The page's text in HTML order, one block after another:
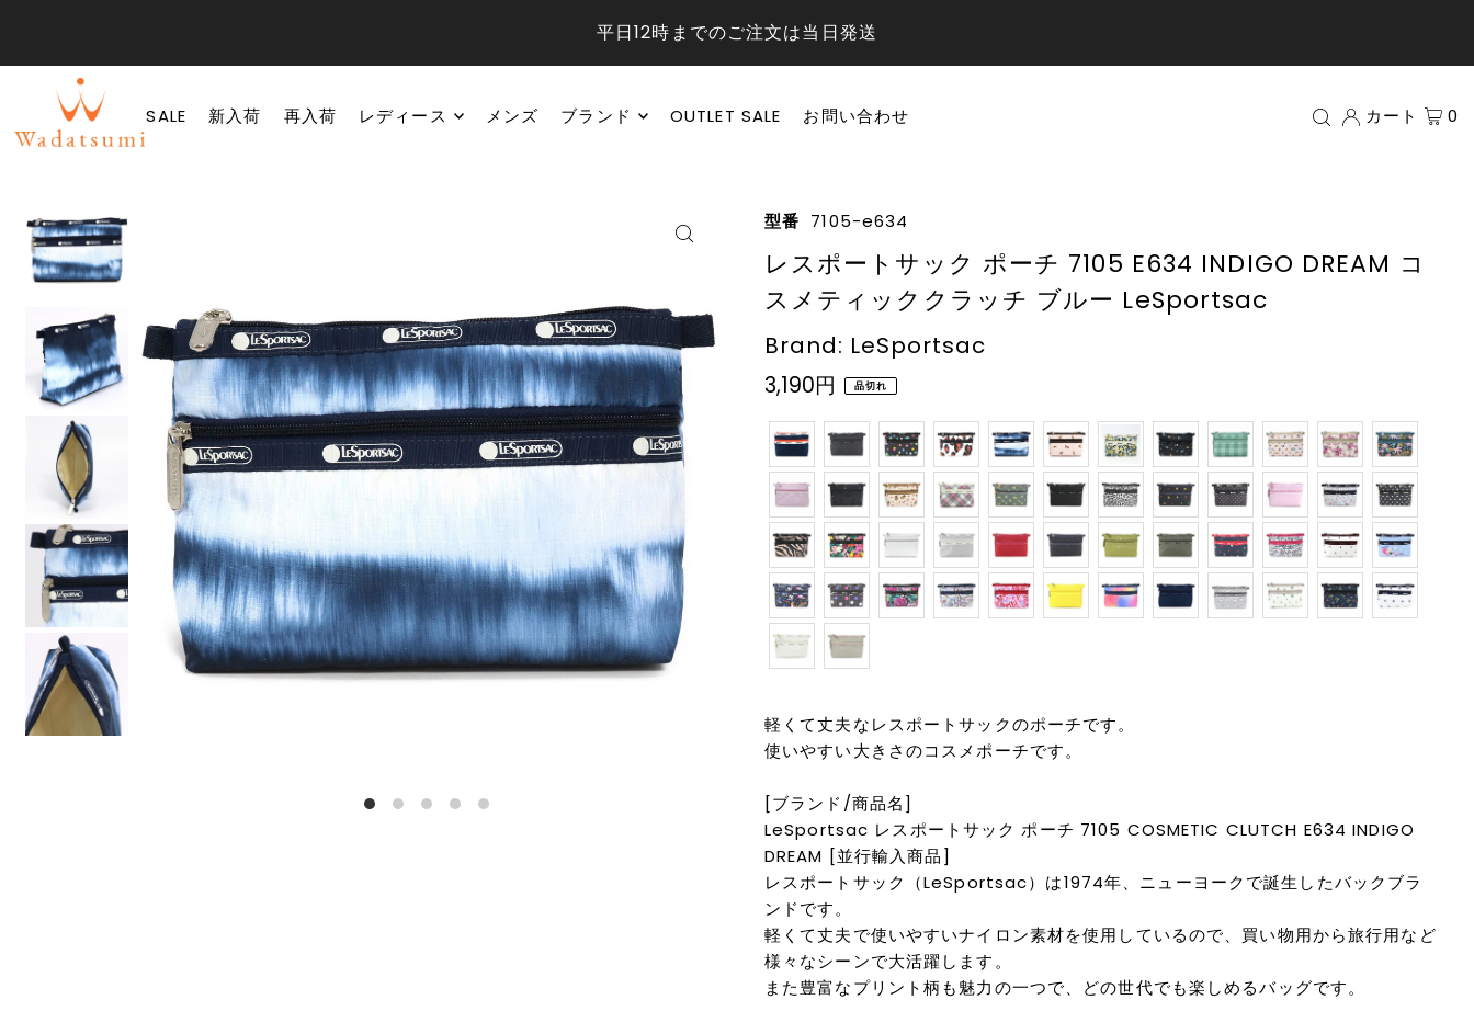
平日12時までのご注文は当日発送
SALE 新入荷 再入荷 レディース メンズ ブランド OUTLET SALE お問い合わせ カート 0
型番 7105-e634
レスポートサック ポーチ 7105 E634 INDIGO DREAM コ
スメティッククラッチ ブルー LeSportsac
Brand: LeSportsac
3,190円 品切れ
軽くて丈夫なレスポートサックのポーチです。
使いやすい大きさのコスメポーチです。
[ブランド/商品名]
LeSportsac レスポートサック ポーチ 7105 COSMETIC CLUTCH E634 INDIGO
DREAM [並行輸入商品]
レスポートサック（LeSportsac）は1974年、ニューヨークで誕生したバックブラ
ンドです。
軽くて丈夫で使いやすいナイロン素材を使用しているので、買い物用から旅行用など
様々なシーンで大活躍します。
また豊富なプリント柄も魅力の一つで、どの世代でも楽しめるバッグです。